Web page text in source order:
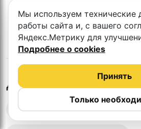
Другие студии в
Выездная запись подкастов
Мы используем технические
работы сайта и, с вашего
Яндекс.Метрику для
Подробнее о cookies
Только
Принять